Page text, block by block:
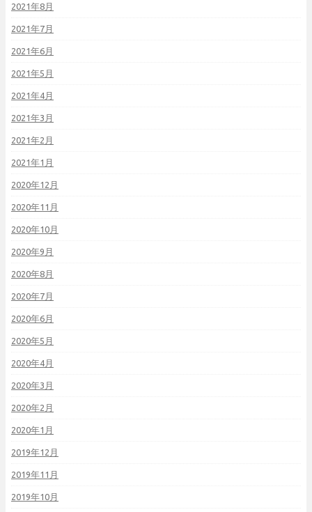
2021年8月
2021年7月
2021年6月
2021年5月
2021年4月
2021年3月
2021年2月
2021年1月
2020年12月
2020年11月
2020年10月
2020年9月
2020年8月
2020年7月
2020年6月
2020年5月
2020年4月
2020年3月
2020年2月
2020年1月
2019年12月
2019年11月
2019年10月